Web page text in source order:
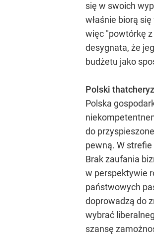
się w swoich
właśnie biorą
więc "powtórkę
desygnata, że
budżetu jako
Polski
Polska
do
pewną. W
Brak zaufania
w perspektywie
państwowych
doprowadzą do
wybrać
szansę